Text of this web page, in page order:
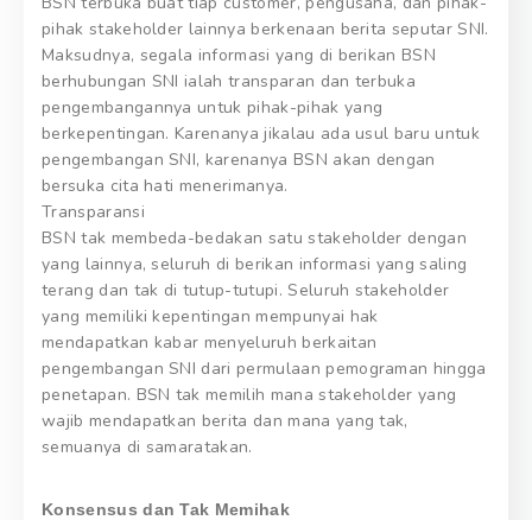
pihak stakeholder lainnya berkenaan berita seputar SNI.
Maksudnya, segala informasi yang di berikan BSN
berhubungan SNI ialah transparan dan terbuka
pengembangannya untuk pihak-pihak yang
berkepentingan. Karenanya jikalau ada usul baru untuk
pengembangan SNI, karenanya BSN akan dengan
bersuka cita hati menerimanya.
Transparansi
BSN tak membeda-bedakan satu stakeholder dengan
yang lainnya, seluruh di berikan informasi yang saling
terang dan tak di tutup-tutupi. Seluruh stakeholder
yang memiliki kepentingan mempunyai hak
mendapatkan kabar menyeluruh berkaitan
pengembangan SNI dari permulaan pemograman hingga
penetapan. BSN tak memilih mana stakeholder yang
wajib mendapatkan berita dan mana yang tak,
semuanya di samaratakan.
Konsensus dan Tak Memihak